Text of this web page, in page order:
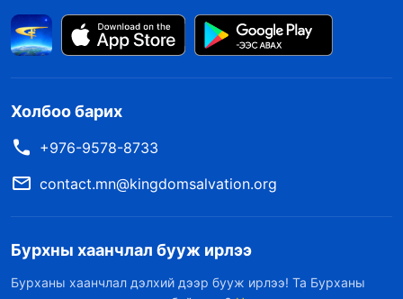
Холбоо барих
+976-9578-8733
contact.mn@kingdomsalvation.org
Бурхны хаанчлал бууж ирлээ
Бурханы хаанчлал дэлхий дээр бууж ирлээ! Та Бурханы